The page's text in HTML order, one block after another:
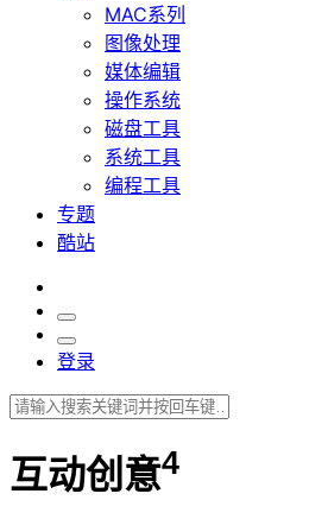
MAC系列
图像处理
媒体编辑
操作系统
磁盘工具
系统工具
编程工具
专题
酷站
登录
互动创意4